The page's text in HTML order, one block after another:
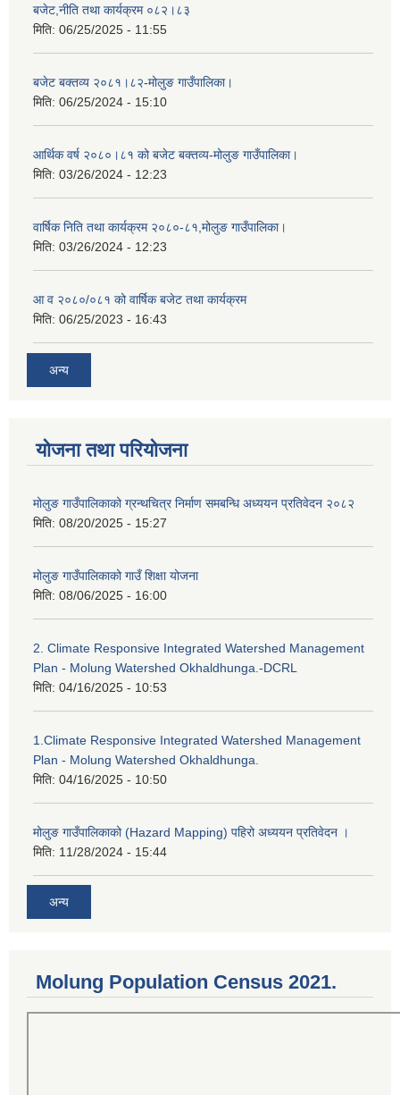
बजेट,नीति तथा कार्यक्रम ०८२।८३
मिति: 06/25/2025 - 11:55
बजेट बक्तव्य २०८१।८२-मोलुङ गाउँपालिका।
मिति: 06/25/2024 - 15:10
आर्थिक वर्ष २०८०।८१ को बजेट बक्तव्य-मोलुङ गाउँपालिका।
मिति: 03/26/2024 - 12:23
वार्षिक निति तथा कार्यक्रम २०८०-८१,मोलुङ गाउँपालिका।
मिति: 03/26/2024 - 12:23
आ व २०८०/०८१ को वार्षिक बजेट तथा कार्यक्रम
मिति: 06/25/2023 - 16:43
अन्य
योजना तथा परियोजना
मोलुङ गाउँपालिकाको ग्रन्थचित्र निर्माण समबन्धि अध्ययन प्रतिवेदन २०८२
मिति: 08/20/2025 - 15:27
मोलुङ गाउँपालिकाको गाउँ शिक्षा योजना
मिति: 08/06/2025 - 16:00
2. Climate Responsive Integrated Watershed Management
Plan - Molung Watershed Okhaldhunga.-DCRL
मिति: 04/16/2025 - 10:53
1.Climate Responsive Integrated Watershed Management
Plan - Molung Watershed Okhaldhunga.
मिति: 04/16/2025 - 10:50
मोलुङ गाउँपालिकाको (Hazard Mapping) पहिरो अध्ययन प्रतिवेदन ।
मिति: 11/28/2024 - 15:44
अन्य
Molung Population Census 2021.